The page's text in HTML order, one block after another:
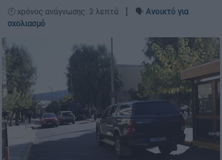
🕛 χρόνος ανάγνωσης: 3 λεπτά ┋ 🗣️ Ανοικτό για
σχολιασμό